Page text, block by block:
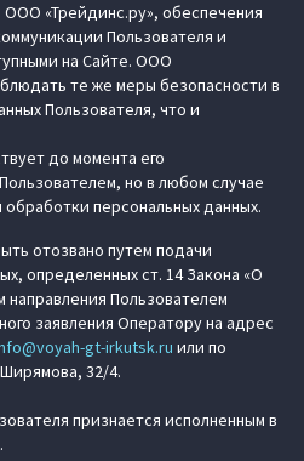
«Трейдинс.ру», обеспечения
Пользователя и
на Сайте. ООО
те же меры безопасности в
Пользователя, что и
до момента его
но в любом случае
персональных данных.
отозвано путем подачи
определенных ст. 14 Закона «О
направления Пользователем
заявления Оператору на адрес
gt-irkutsk.ru или по
32/4.
признается исполненным в